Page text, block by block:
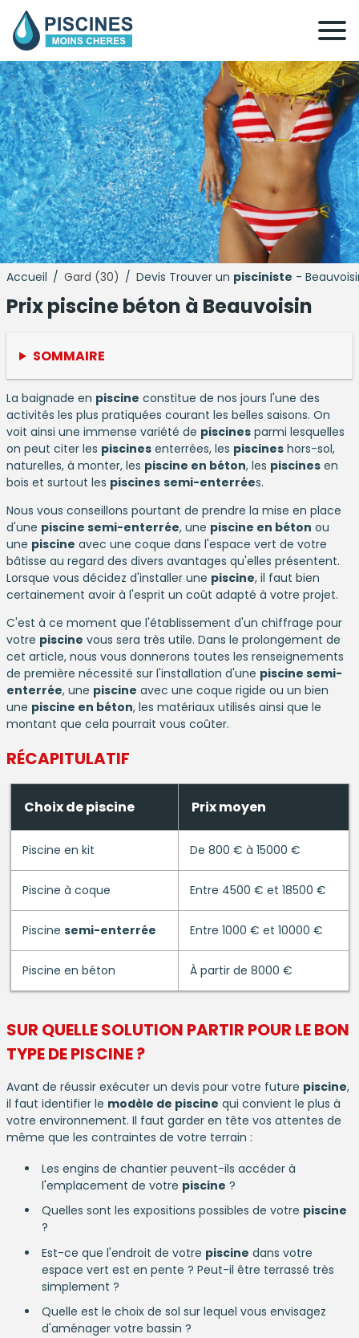
Accueil / Gard (30) / Devis Trouver un pisciniste -
Prixpiscine béton à Beauvoisin
SOMMAIRE
La baignade en piscine constitue de nos jours l'une des
activités les plus pratiquées courant les belles saisons. On
voit ainsi une immense variété de piscines parmi lesquelles
on peut citer les piscines enterrées, les piscines hors-sol,
naturelles, à monter, les piscine en béton, les piscines en
bois et surtout les piscines semi-enterrées.
Nous vous conseillons pourtant de prendre la mise en place
d'une piscine semi-enterrée, une piscine en béton ou
une piscine avec une coque dans l'espace vert de votre
bâtisse au regard des divers avantages qu'elles présentent.
Lorsque vous décidez d'installer une piscine, il faut bien
certainement avoir à l'esprit un coût adapté à votre projet.
C'est à ce moment que l'établissement d'un chiffrage pour
votre piscine vous sera très utile. Dans le prolongement de
cet article, nous vous donnerons toutes les renseignements
de première nécessité sur l'installation d'une piscine semi-
enterrée, une piscine avec une coque rigide ou un bien
une piscine en béton, les matériaux utilisés ainsi que le
montant que cela pourrait vous coûter.
RÉCAPITULATIF
Choix de piscine Prix moyen
Piscine en kit De 800 € à 15000 €
Piscine à coque Entre 4500 € et 18500 €
Piscine semi-enterrée Entre 1000 € et 10000 €
Piscine en béton À partir de 8000 €
SUR QUELLE SOLUTION PARTIR POUR LE BON
TYPE DEPISCINE?
Avant de réussir exécuter un devis pour votre future piscine,
il faut identifier le modèle de piscine qui convient le plus à
votre environnement. Il faut garder en tête vos attentes de
même que les contraintes de votre terrain :
Les engins de chantier peuvent-ils accéder à
l'emplacement de votre piscine ?
Quelles sont les expositions possibles de votre piscine
?
Est-ce que l'endroit de votre piscine dans votre
espace vert est en pente ? Peut-il être terrassé très
simplement ?
Quelle est le choix de sol sur lequel vous envisagez
d'aménager votre bassin ?